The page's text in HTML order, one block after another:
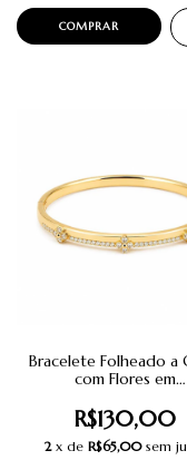
Bracelete Folheado a
com Flores em
R$130,00
2 x de R$65,00 sem